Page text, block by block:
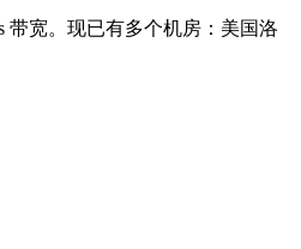
带宽。现已有多个机房：美国洛